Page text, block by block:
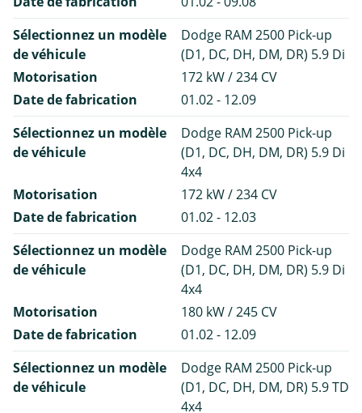
Sélectionnez un modèle
de véhicule
Dodge RAM 2500 Pick-up
(D1, DC, DH, DM, DR) 5.9 Di
Motorisation
172 kW / 234 CV
Date de fabrication
01.02 - 12.09
Sélectionnez un modèle
de véhicule
Dodge RAM 2500 Pick-up
(D1, DC, DH, DM, DR) 5.9 Di
4x4
Motorisation
172 kW / 234 CV
Date de fabrication
01.02 - 12.03
Sélectionnez un modèle
de véhicule
Dodge RAM 2500 Pick-up
(D1, DC, DH, DM, DR) 5.9 Di
4x4
Motorisation
180 kW / 245 CV
Date de fabrication
01.02 - 12.09
Sélectionnez un modèle
de véhicule
Dodge RAM 2500 Pick-up
(D1, DC, DH, DM, DR) 5.9 TD
4x4